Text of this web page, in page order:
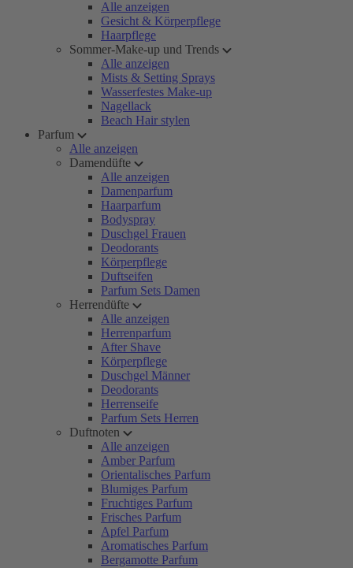
Alle anzeigen
Gesicht & Körperpflege
Haarpflege
Sommer-Make-up und Trends
Alle anzeigen
Mists & Setting Sprays
Wasserfestes Make-up
Nagellack
Beach Hair stylen
Parfum
Alle anzeigen
Damendüfte
Alle anzeigen
Damenparfum
Haarparfum
Bodyspray
Duschgel Frauen
Deodorants
Körperpflege
Duftseifen
Parfum Sets Damen
Herrendüfte
Alle anzeigen
Herrenparfum
After Shave
Körperpflege
Duschgel Männer
Deodorants
Herrenseife
Parfum Sets Herren
Duftnoten
Alle anzeigen
Amber Parfum
Orientalisches Parfum
Blumiges Parfum
Fruchtiges Parfum
Frisches Parfum
Apfel Parfum
Aromatisches Parfum
Bergamotte Parfum